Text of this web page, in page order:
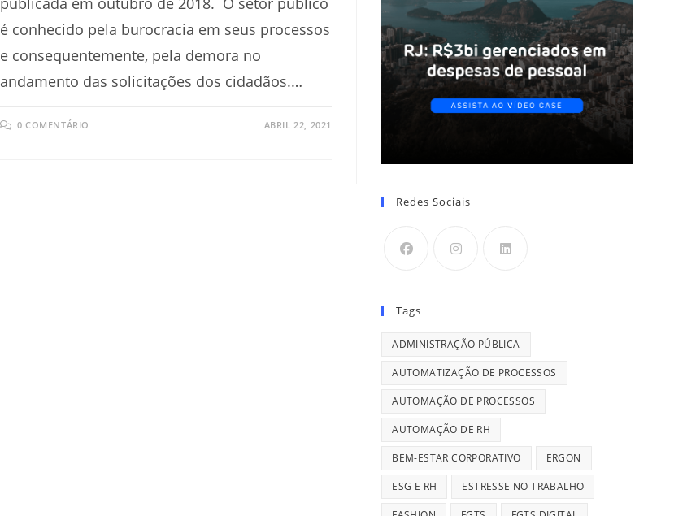
é conhecido pela burocracia em seus processos
e consequentemente, pela demora no
andamento das solicitações dos cidadãos.…
0 COMENTÁRIO ABRIL 22, 2021
Redes Sociais
Tags
ADMINISTRAÇÃO PÚBLICA
AUTOMATIZAÇÃO DE PROCESSOS
AUTOMAÇÃO DE PROCESSOS
AUTOMAÇÃO DE RH
BEM-ESTAR CORPORATIVO ERGON
ESG E RH ESTRESSE NO TRABALHO